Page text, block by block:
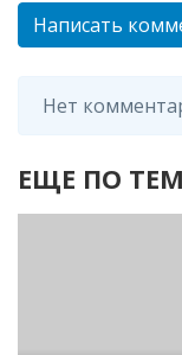
Написать
Нет
ЕЩЕ ПО